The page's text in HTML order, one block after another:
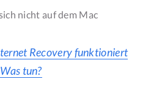
nicht auf dem Mac
Recovery funktioniert
tun?